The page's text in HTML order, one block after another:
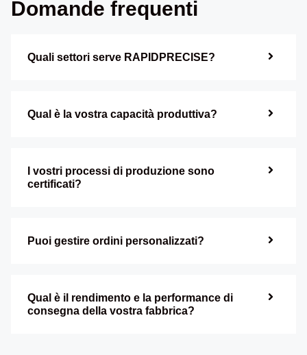
Domande frequenti
Quali settori serve RAPIDPRECISE?
Qual è la vostra capacità produttiva?
I vostri processi di produzione sono
certificati?
Puoi gestire ordini personalizzati?
Qual è il rendimento e la performance di
consegna della vostra fabbrica?